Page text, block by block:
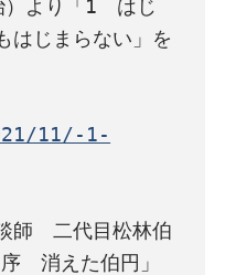
より「1　はじ
はじまらない」を
11/-1-
師　二代目松林伯
　消えた伯円」